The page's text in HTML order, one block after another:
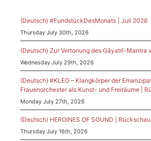
(Deutsch) #FundstückDesMonats | Juli 2026
Thursday July 30th, 2026
(Deutsch) Zur Vertonung des Gāyatrī-Mantra
Wednesday July 29th, 2026
(Deutsch) #KLEO – Klangkörper der
Frauenorchester als Kunst- und Freiräume |
Monday July 27th, 2026
(Deutsch) HEROINES OF SOUND | Rückschau
Thursday July 16th, 2026